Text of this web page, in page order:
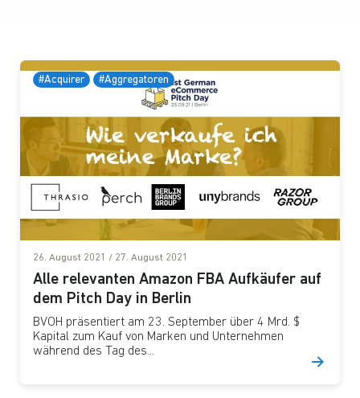
#Acquirer #Aggregatoren
26. August 2021 / 27. August 2021
Alle relevanten Amazon FBA Aufkäufer auf
dem Pitch Day in Berlin
BVOH präsentiert am 23. September über 4 Mrd. $
Kapital zum Kauf von Marken und Unternehmen
während des Tag des...